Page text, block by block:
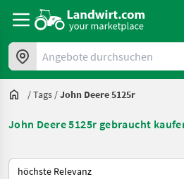
Angebote durchsuchen
/Tags /John Deere 5125r
John Deere 5125r gebraucht
So wird auf Landwirt.com sortiert